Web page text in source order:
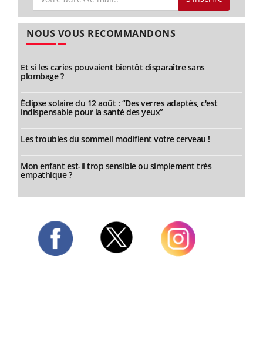
NOUS VOUS RECOMMANDONS
Et si les caries pouvaient bientôt disparaître sans
plombage ?
Éclipse solaire du 12 août : “Des verres adaptés, c'est
indispensable pour la santé des yeux”
Les troubles du sommeil modifient votre cerveau !
Mon enfant est-il trop sensible ou simplement très
empathique ?